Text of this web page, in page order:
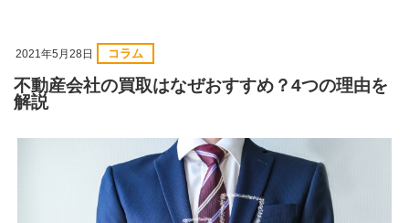
2021年5月28日 コラム
不動産会社の買取はなぜおすすめ？4つの理由を
解説